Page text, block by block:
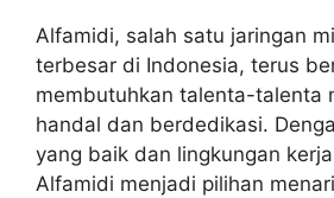
Alfamidi, salah satu jaringan
terbesar di Indonesia, terus
membutuhkan talenta-talenta
handal dan berdedikasi.
yang baik dan lingkungan
Alfamidi menjadi pilihan